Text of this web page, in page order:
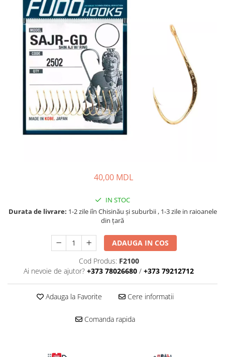
Fire feeder, stationar
Plute si Indicatoare
Platforme feeder, suporturi,
tripoduri
Plumbi, cosulete, momitoare
Carlige Feeder, Stationar
Mincioguri si juvelnice
Accesorii monturi
Genti, huse, galeti
Accesorii si instrumente
Carlige la rapitor
Accesorii rapitor
Forfaci la rapitor
Momeli la rapitor
Nada si momeala
40,00 MDL
IN STOC
Durata de livrare: 1-2 zile iîn Chisinău şi suburbii , 1-3 zile in raioanele
din țară
ADAUGA IN COS
Cod Produs: F2100
Ai nevoie de ajutor? +373 78026680 / +373 79212712
Adauga la Favorite Cere informatii
Comanda rapida